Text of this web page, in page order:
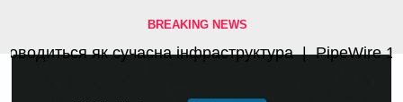
BREAKING NEWS
як сучасна інфраструктура |PipeWire 1.4.3